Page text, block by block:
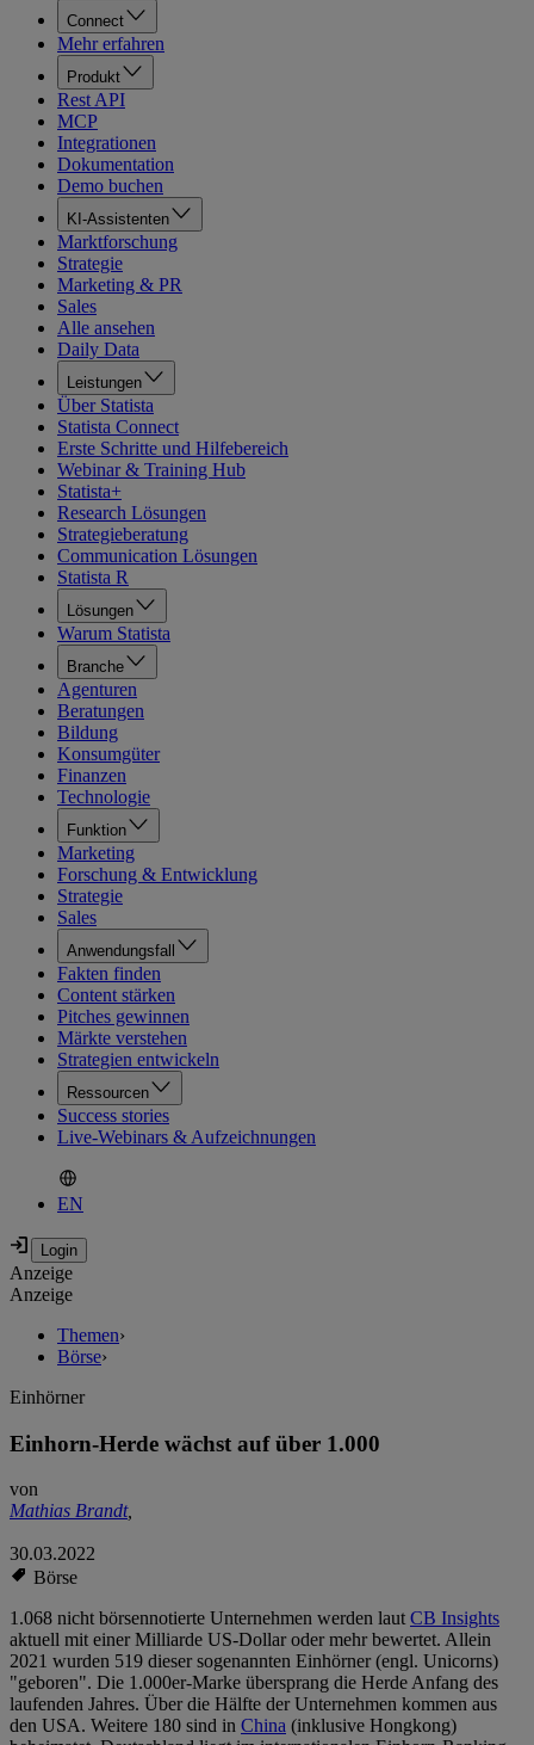
Connect
Mehr erfahren
Produkt
Rest API
MCP
Integrationen
Dokumentation
Demo buchen
KI-Assistenten
Marktforschung
Strategie
Marketing & PR
Sales
Alle ansehen
Daily Data
Leistungen
Über Statista
Statista Connect
Erste Schritte und Hilfebereich
Webinar & Training Hub
Statista+
Research Lösungen
Strategieberatung
Communication Lösungen
Statista R
Lösungen
Warum Statista
Branche
Agenturen
Beratungen
Bildung
Konsumgüter
Finanzen
Technologie
Funktion
Marketing
Forschung & Entwicklung
Strategie
Sales
Anwendungsfall
Fakten finden
Content stärken
Pitches gewinnen
Märkte verstehen
Strategien entwickeln
Ressourcen
Success stories
Live-Webinars & Aufzeichnungen
EN
Anzeige
Anzeige
Themen›
Börse›
Einhörner
Einhorn-Herde wächst auf über 1.000
von
Mathias Brandt,
30.03.2022
Börse
1.068 nicht börsennotierte Unternehmen werden lautCB Insights
aktuell mit einer Milliarde US-Dollar oder mehr bewertet. Allein
2021 wurden 519 dieser sogenannten Einhörner (engl. Unicorns)
"geboren". Die 1.000er-Marke übersprang die Herde Anfang des
laufenden Jahres. Über die Hälfte der Unternehmen kommen aus
den USA. Weitere 180 sind in China (inklusive Hongkong)